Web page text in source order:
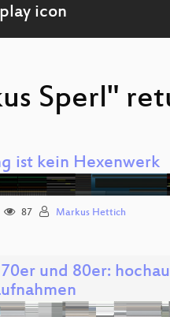
Sperl"
ist kein Hexenwerk
87 Markus Hettich
und 80er: